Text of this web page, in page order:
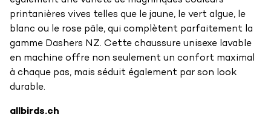
printanières vives telles que le jaune, le vert algue, le
blanc ou le rose pâle, qui complètent parfaitement la
gamme Dashers NZ. Cette chaussure unisexe lavable
en machine offre non seulement un confort maximal
à chaque pas, mais séduit également par son look
durable.
allbirds.ch